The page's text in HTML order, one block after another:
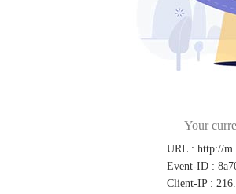
Your
URL : http://
Event-ID :
Client-IP :